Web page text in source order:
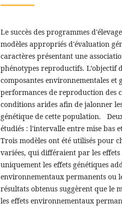
Le succès des programmes
modèles appropriés d'évaluation
caractères présentant une
phénotypes reproductifs. L’objectif
composantes environnementales et
performances de reproduction des
conditions arides afin de jalonner
génétique de cette population.
étudiés : l'intervalle entre mise bas
Trois modèles ont été utilisés pour
variées, qui différaient par les
uniquement les effets génétiques
environnementaux permanents ou
résultats obtenus suggèrent que le
les effets environnementaux